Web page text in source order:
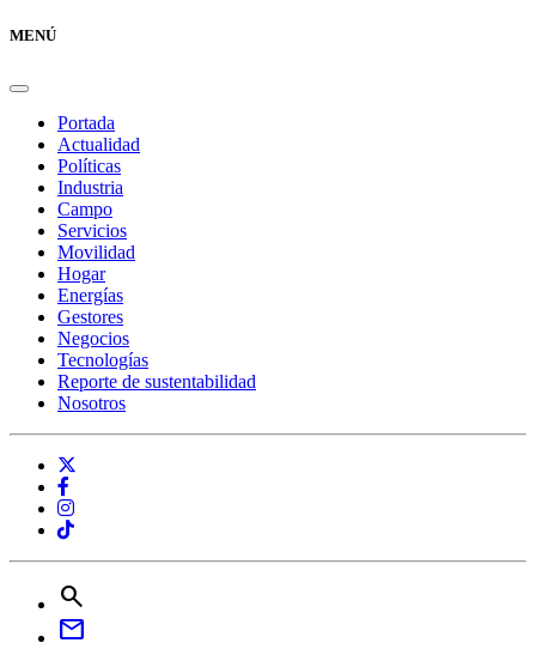
MENÚ
Portada
Actualidad
Políticas
Industria
Campo
Servicios
Movilidad
Hogar
Energías
Gestores
Negocios
Tecnologías
Reporte de sustentabilidad
Nosotros
search
mail